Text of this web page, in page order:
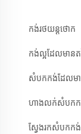
កង់រថយន្តថោក
កង់ល្អដែលមានត
សំបកកង់ដែលម
ហាងលក់សំបកក
ស្វែងរកសំបក